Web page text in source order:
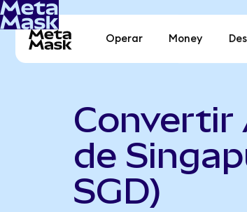
Operar Money
Convertir
de
SGD)